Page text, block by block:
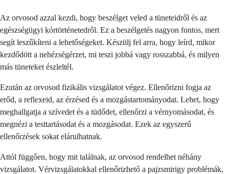
Az orvosod azzal kezdi, hogy beszélget veled a tüneteidről és az
egészségügyi kórtörténetedről. Ez a beszélgetés nagyon fontos, mert
segít leszűkíteni a lehetőségeket. Készülj fel arra, hogy leírd, mikor
kezdődött a nehézségérzet, mi teszi jobbá vagy rosszabbá, és milyen
más tüneteket észleltél.
Ezután az orvosod fizikális vizsgálatot végez. Ellenőrizni fogja az
erőd, a reflexeid, az érzésed és a mozgástartományodat. Lehet, hogy
meghallgatja a szívedet és a tüdődet, ellenőrzi a vérnyomásodat, és
megnézi a testtartásodat és a mozgásodat. Ezek az egyszerű
ellenőrzések sokat elárulhatnak.
Attól függően, hogy mit találnak, az orvosod rendelhet néhány
vizsgálatot. Vérvizsgálatokkal ellenőrizhető a pajzsmirigy problémák,